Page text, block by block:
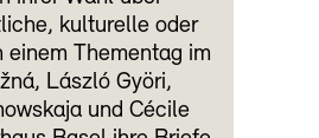
kulturelle oder
Thementag im
László Györi,
und Cécile